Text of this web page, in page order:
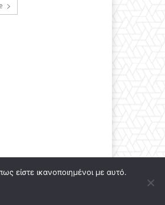
είστε ικανοποιημένοι με αυτό.